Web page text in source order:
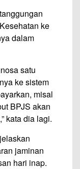
ke
dalam
satu
ke sistem
misal
BPJS akan
kata dia lagi.
jaminan
hari inap.